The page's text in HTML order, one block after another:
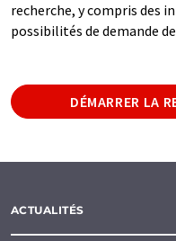
recherche, y compris des
possibilités de demande
DÉMARRER LA
ACTUALITÉS